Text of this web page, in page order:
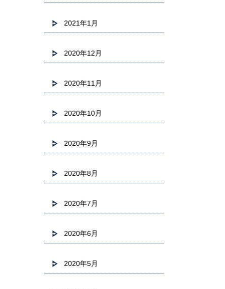
2021年1月
2020年12月
2020年11月
2020年10月
2020年9月
2020年8月
2020年7月
2020年6月
2020年5月